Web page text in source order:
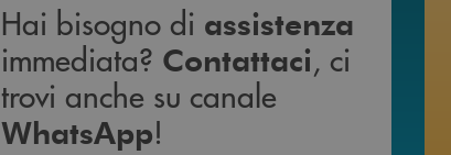
Hai bisogno di assistenza
immediata? Contattaci, ci
trovi anche su canale
WhatsApp!